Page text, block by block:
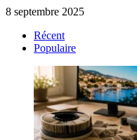
8 septembre 2025
Récent
Populaire